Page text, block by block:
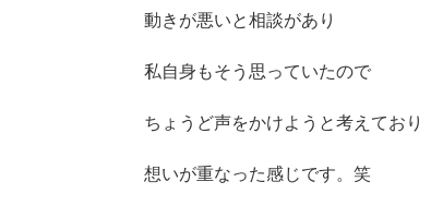
動きが悪いと相談があり
私自身もそう思っていたので
ちょうど声をかけようと考えており
想いが重なった感じです。笑